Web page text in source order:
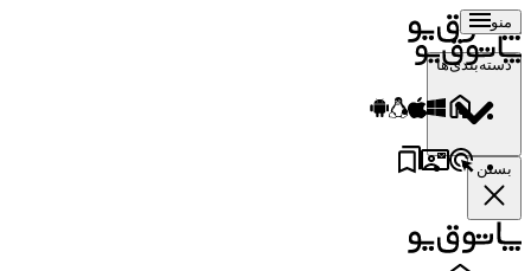
منو
دسته‌بندی‌ها
بستن